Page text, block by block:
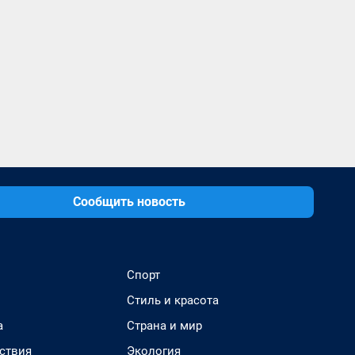
Сообщить новость
Спорт
Стиль и красота
Страна и мир
Экология